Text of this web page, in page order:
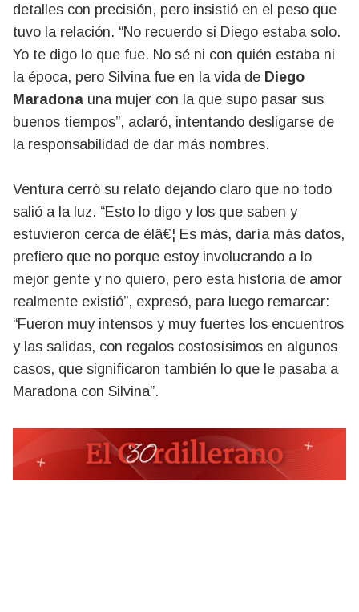
detalles con precisión, pero insistió en el peso que
tuvo la relación. “No recuerdo si Diego estaba solo.
Yo te digo lo que fue. No sé ni con quién estaba ni
la época, pero Silvina fue en la vida de Diego
Maradona una mujer con la que supo pasar sus
buenos tiempos”, aclaró, intentando desligarse de
la responsabilidad de dar más nombres.
Ventura cerró su relato dejando claro que no todo
salió a la luz. “Esto lo digo y los que saben y
estuvieron cerca de élâ€¦ Es más, daría más datos,
prefiero que no porque estoy involucrando a lo
mejor gente y no quiero, pero esta historia de amor
realmente existió”, expresó, para luego remarcar:
“Fueron muy intensos y muy fuertes los encuentros
y las salidas, con regalos costosísimos en algunos
casos, que significaron también lo que le pasaba a
Maradona con Silvina”.